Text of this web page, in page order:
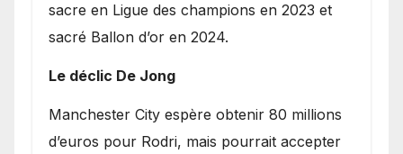
sacre en Ligue des champions en 2023 et
sacré Ballon d’or en 2024.
Le déclic De Jong
​Manchester City espère obtenir 80 millions
d’euros pour Rodri, mais pourrait accepter